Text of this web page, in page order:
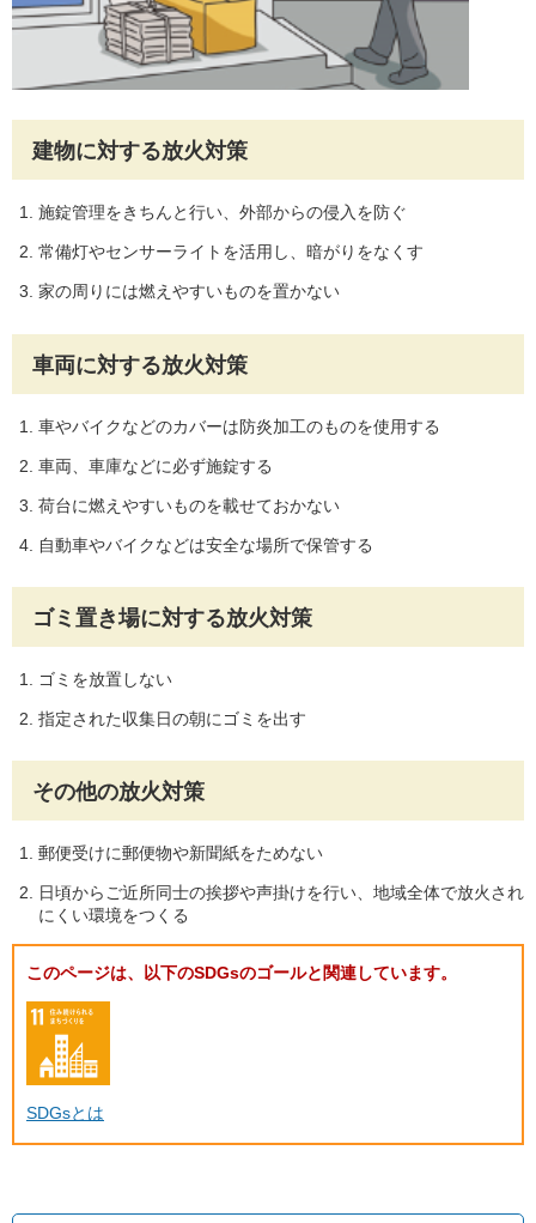
建物に対する放火対策
施錠管理をきちんと行い、外部からの侵入を防ぐ
常備灯やセンサーライトを活用し、暗がりをなくす
家の周りには燃えやすいものを置かない
車両に対する放火対策
車やバイクなどのカバーは防炎加工のものを使用する
車両、車庫などに必ず施錠する
荷台に燃えやすいものを載せておかない
自動車やバイクなどは安全な場所で保管する
ゴミ置き場に対する放火対策
ゴミを放置しない
指定された収集日の朝にゴミを出す
その他の放火対策
郵便受けに郵便物や新聞紙をためない
日頃からご近所同士の挨拶や声掛けを行い、地域全体で放火され
にくい環境をつくる
このページは、以下のSDGsのゴールと関連しています。
SDGsとは